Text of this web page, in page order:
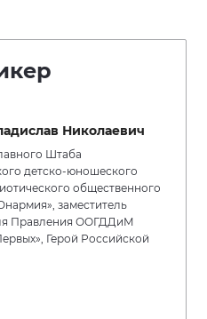
Николаевич
Штаба
детско-юношеского
общественного
заместитель
Правления ООГДДиМ
Герой Российской